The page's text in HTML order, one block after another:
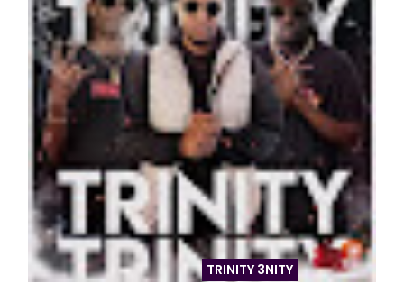
TRINITY 3NITY